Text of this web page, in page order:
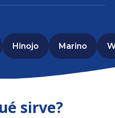
Hinojo Marino
sirve?